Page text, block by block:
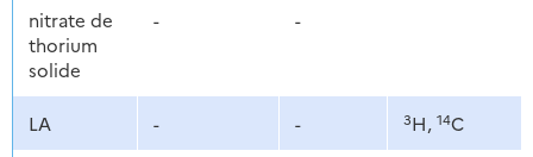
nitrate de
thorium
solide
- -
LA - - 3H, 14C